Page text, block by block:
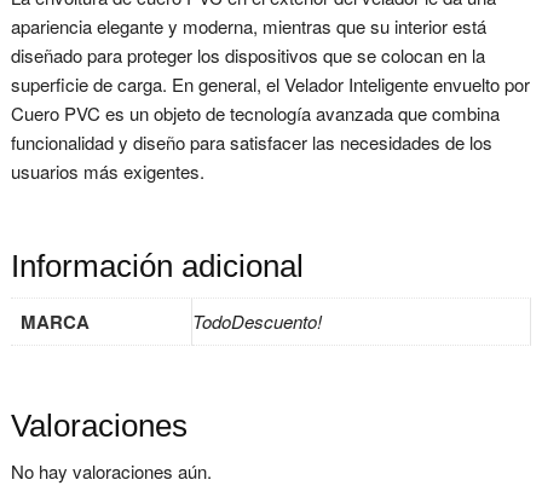
apariencia elegante y moderna, mientras que su interior está
diseñado para proteger los dispositivos que se colocan en la
superficie de carga. En general, el Velador Inteligente envuelto por
Cuero PVC es un objeto de tecnología avanzada que combina
funcionalidad y diseño para satisfacer las necesidades de los
usuarios más exigentes.
Información adicional
MARCA TodoDescuento!
Valoraciones
No hay valoraciones aún.